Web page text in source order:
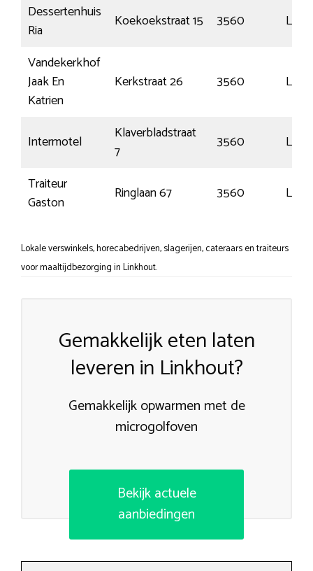
Dessertenhuis
Ria
Koekoekstraat 15 3560
Vandekerkhof
Jaak En
Katrien
Kerkstraat 26 3560
Intermotel
Klaverbladstraat
7
3560
Traiteur
Gaston
Ringlaan 67 3560
Lokale verswinkels, horecabedrijven, slagerijen, cateraars en traiteurs
voor maaltijdbezorging in Linkhout.
Gemakkelijk eten laten
leveren in Linkhout?
Gemakkelijk opwarmen met de
microgolfoven
Bekijk actuele
aanbiedingen